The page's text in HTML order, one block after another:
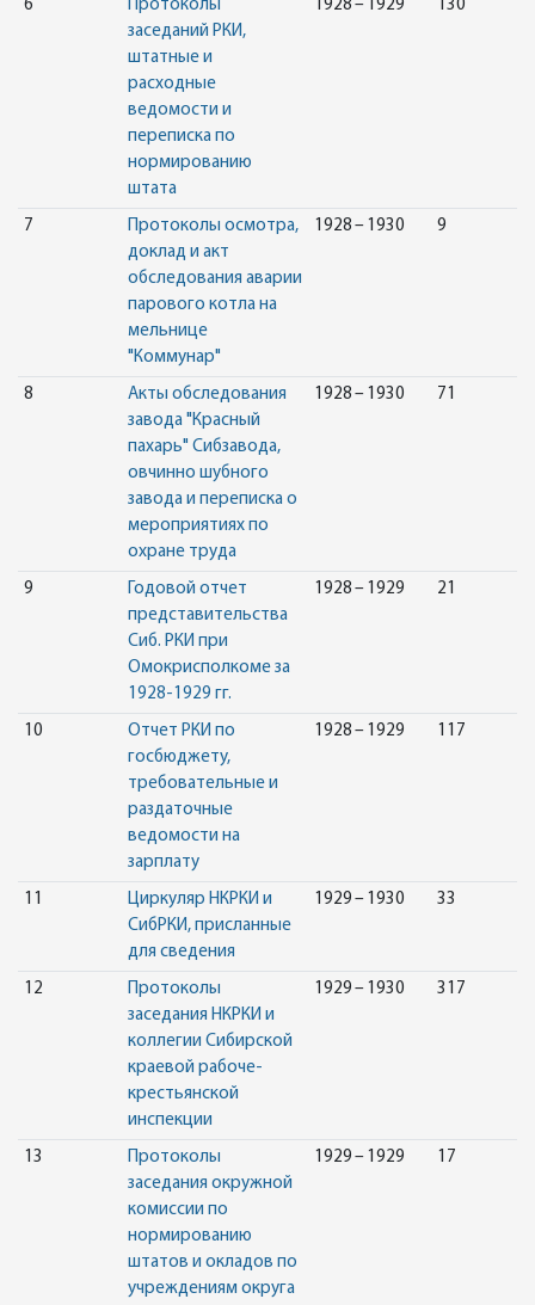
6
Протоколы
заседаний РКИ,
штатные и
расходные
ведомости и
переписка по
нормированию
штата
1928 – 1929 130
7
Протоколы осмотра,
доклад и акт
обследования аварии
парового котла на
мельнице
"Коммунар"
1928 – 1930 9
8
Акты обследования
завода "Красный
пахарь" Сибзавода,
овчинно шубного
завода и переписка о
мероприятиях по
охране труда
1928 – 1930 71
9
Годовой отчет
представительства
Сиб. РКИ при
Омокрисполкоме за
1928-1929 гг.
1928 – 1929 21
10
Отчет РКИ по
госбюджету,
требовательные и
раздаточные
ведомости на
зарплату
1928 – 1929 117
11
Циркуляр НКРКИ и
СибРКИ, присланные
для сведения
1929 – 1930 33
12
Протоколы
заседания НКРКИ и
коллегии Сибирской
краевой рабоче-
крестьянской
инспекции
1929 – 1930 317
13
Протоколы
заседания окружной
комиссии по
нормированию
штатов и окладов по
учреждениям округа
1929 – 1929 17